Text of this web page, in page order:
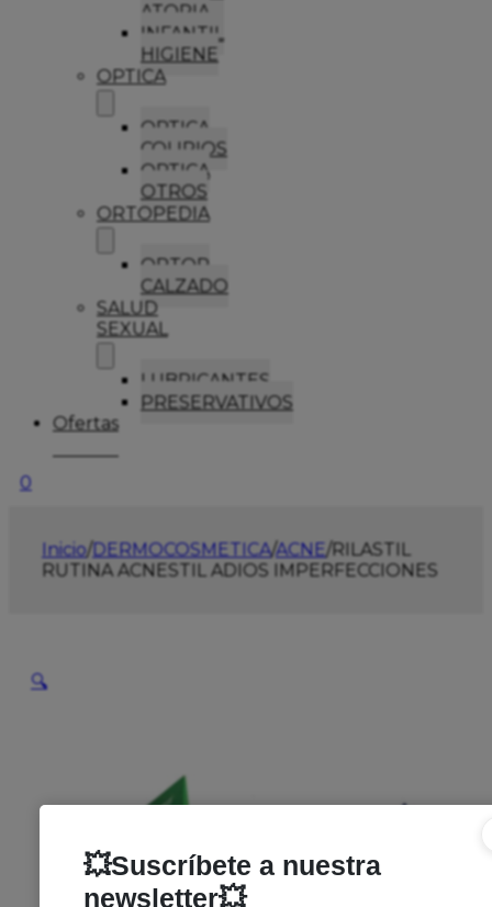
ATOPIA
INFANTIL
HIGIENE
OPTICA
OPTICA
COLIRIOS
OPTICA
OTROS
ORTOPEDIA
ORTOP
CALZADO
SALUD
SEXUAL
LUBRICANTES
PRESERVATIVOS
Ofertas
0
Inicio/DERMOCOSMETICA/ACNE/RILASTIL
RUTINA ACNESTIL ADIOS IMPERFECCIONES
🔍